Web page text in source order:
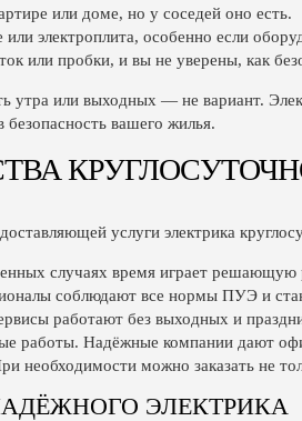
или доме, но у соседей оно есть.
электроплита, особенно если
или пробки, и вы не уверены, как
утра или выходных — не вариант.
безопасность вашего жилья.
услуги электрика
случаях время играет
соблюдают все нормы ПУЭ и
работают без выходных и
работы. Надёжные компании дают
необходимости можно заказать не
ЭЛЕКТРИКА